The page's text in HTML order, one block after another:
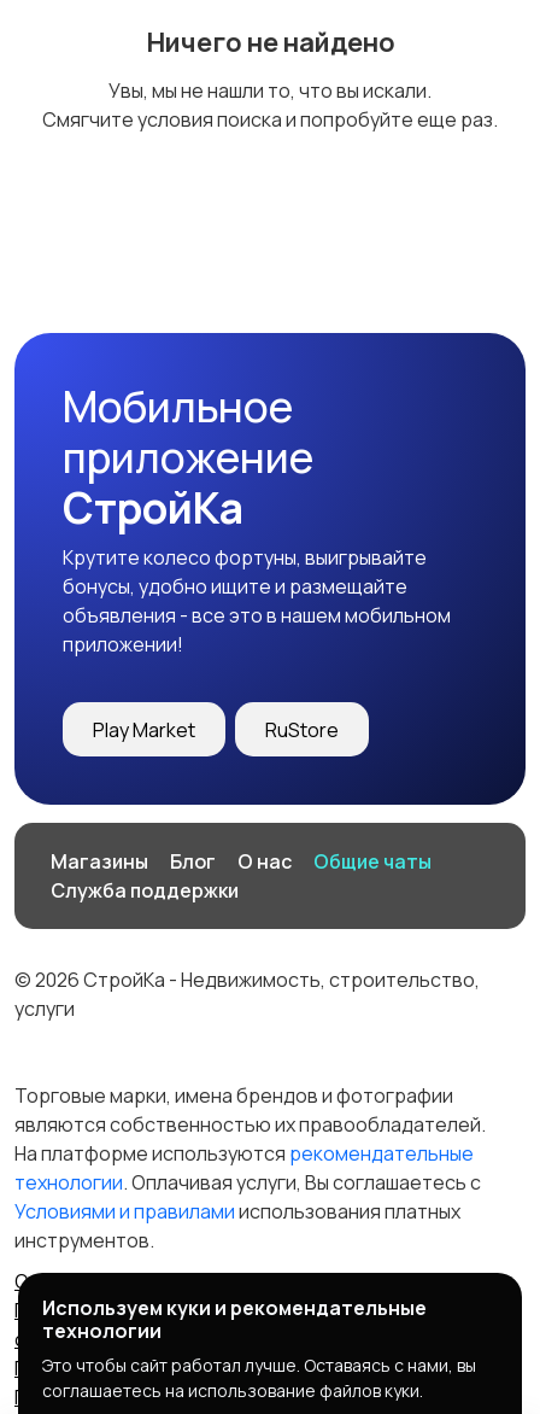
картридеры
запчасти
Ничего не найдено
Увы, мы не нашли то, что вы искали.
Смягчите условия поиска и попробуйте еще раз.
Мобильное
приложение
СтройКа
Крутите колесо фортуны, выигрывайте
бонусы, удобно ищите и размещайте
объявления - все это в нашем мобильном
приложении!
Play Market RuStore
Магазины Блог О нас
Общие чаты
Служба поддержки
© 2026 СтройКа - Недвижимость, строительство,
услуги
Торговые марки, имена брендов и фотографии
являются собственностью их правообладателей.
На платформе используются рекомендательные
технологии. Оплачивая услуги, Вы соглашаетесь c
Условиями и правиламииспользования платных
инструментов.
Отказ от ответственности
Правила сервиса
Политика конфиденциальности
Пользовательское
соглашение
Запрещенные товары/услуги
Правообладателям
Партнерская программа
Политика cookie
Используем куки и рекомендательные
технологии
Это чтобы сайт работал лучше. Оставаясь с нами, вы
соглашаетесь на использование файлов куки.